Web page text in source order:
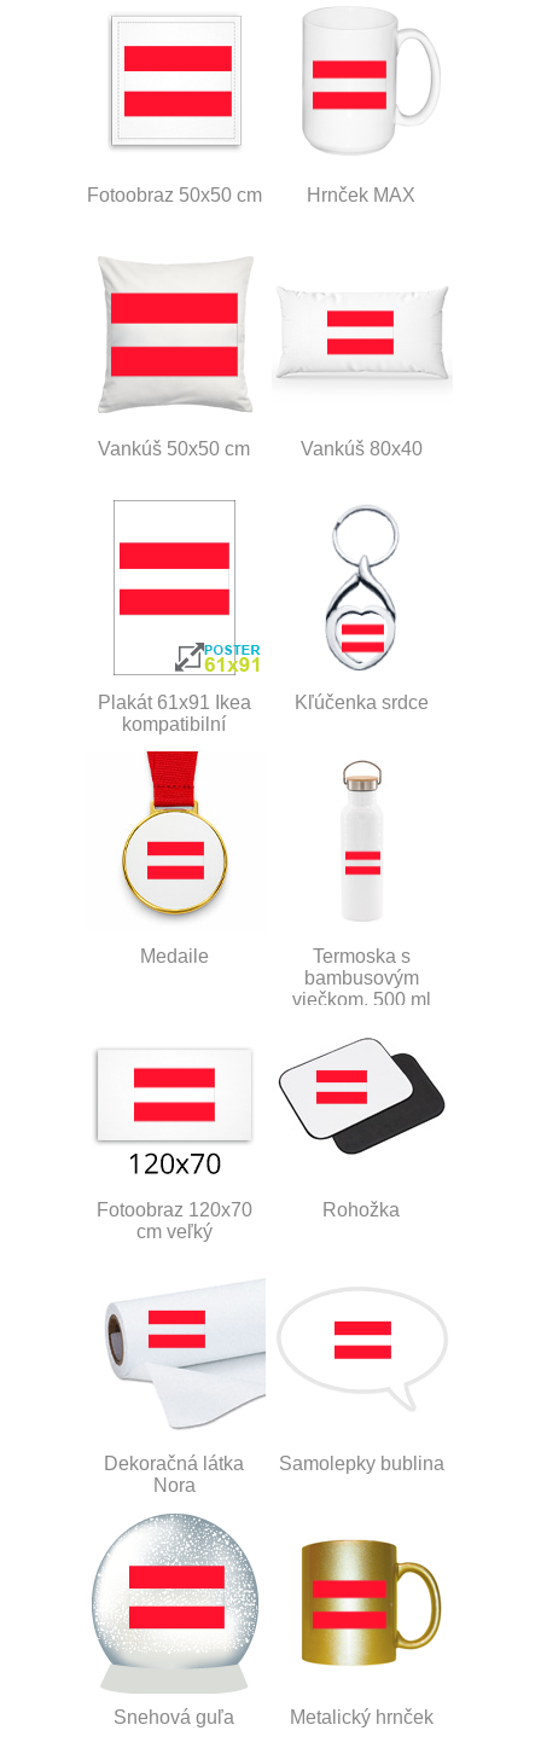
Fotoobraz 50x50 cm Hrnček MAX
Vankúš 50x50 cm Vankúš 80x40
Plakát 61x91 Ikea
kompatibilní
Kľúčenka srdce
Medaile
Termoska s
bambusovým
viečkom, 500 ml
Fotoobraz 120x70
cm veľký
Rohožka
Dekoračná látka
Nora
Samolepky bublina
Snehová guľa Metalický hrnček